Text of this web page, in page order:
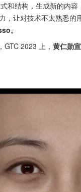
和结构，生成新的内
，让对技术不太熟悉的
。
2023 上， 黄仁勋